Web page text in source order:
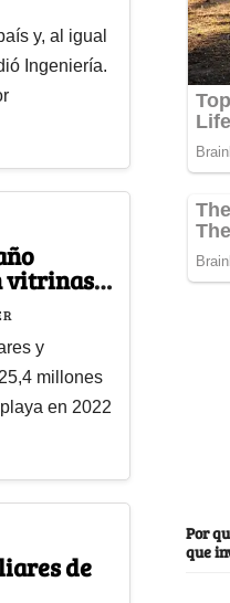
y, al igual
Ingeniería.
vitrinas
y
millones
en 2022
de
Por
que